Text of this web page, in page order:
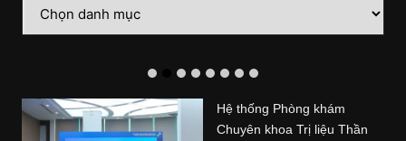
mục
Hệ thống Phòng khám
Chuyên khoa Trị liệu Thần